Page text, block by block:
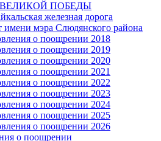
ВЕЛИКОЙ ПОБЕДЫ
железная дорога
мэра Слюдянского района
о поощрении 2018
о поощрении 2019
о поощрении 2020
о поощрении 2021
о поощрении 2022
о поощрении 2023
о поощрении 2024
о поощрении 2025
о поощрении 2026
о поощрении